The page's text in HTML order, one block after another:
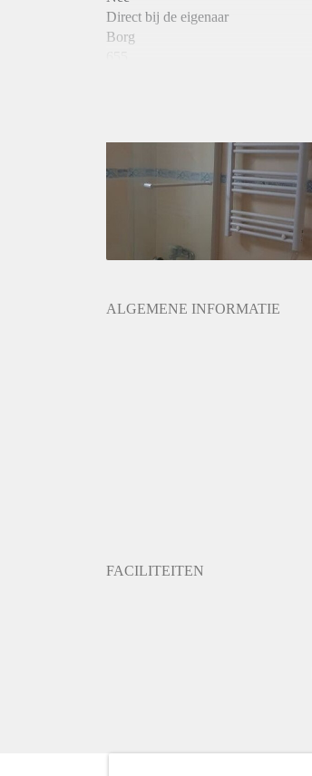
Direct bij de eigenaar
Borg
3,2 X Maandhuur Bruto
Gestoffeerd
ALGEMENE INFORMATIE
FACILITEITEN